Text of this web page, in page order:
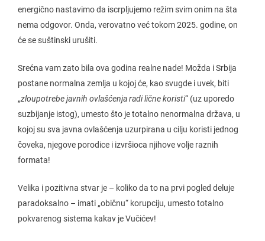
energično nastavimo da iscrpljujemo režim svim onim na šta
nema odgovor. Onda, verovatno već tokom 2025. godine, on
će se suštinski urušiti.
Srećna vam zato bila ova godina realne nade! Možda i Srbija
postane normalna zemlja u kojoj će, kao svugde i uvek, biti
„zloupotrebe javnih ovlašćenja radi lične koristi“ (uz uporedo
suzbijanje istog), umesto što je totalno nenormalna država, u
kojoj su sva javna ovlašćenja uzurpirana u cilju koristi jednog
čoveka, njegove porodice i izvršioca njihove volje raznih
formata!
Velika i pozitivna stvar je – koliko da to na prvi pogled deluje
paradoksalno – imati „običnu“ korupciju, umesto totalno
pokvarenog sistema kakav je Vučićev!